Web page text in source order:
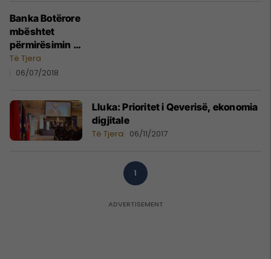
Banka Botërore
mbështet
përmirësimin e
infrastrukturës
dhe ekonomisë
Kosovës
Të Tjera
06/07/2018
Lluka: Prioritet i Qeverisë, ekonomia
digjitale
Të Tjera 06/11/2017
1